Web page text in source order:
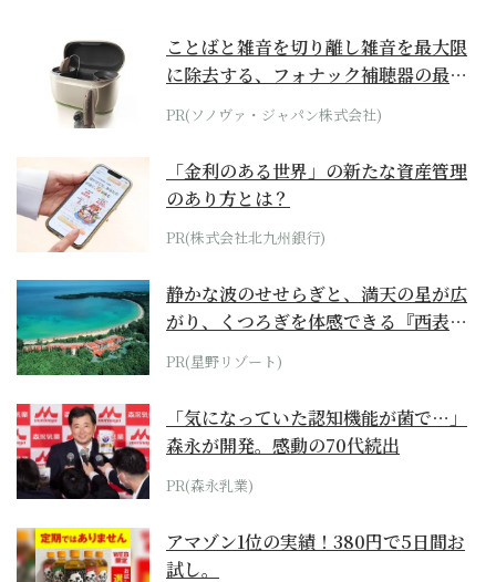
ことばと雑音を切り離し雑音を最大限
に除去する、フォナック補聴器の最上
位モデル
PR(ソノヴァ・ジャパン株式会社)
「金利のある世界」の新たな資産管理
のあり方とは？
PR(株式会社北九州銀行)
静かな波のせせらぎと、満天の星が広
がり、くつろぎを体感できる『西表島
ホテル by...
PR(星野リゾート)
「気になっていた認知機能が菌で…」
森永が開発。感動の70代続出
PR(森永乳業)
アマゾン1位の実績！380円で5日間お
試し。